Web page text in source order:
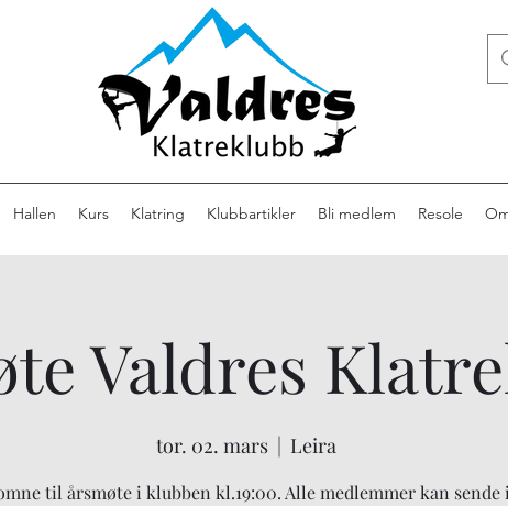
Hallen Kurs Klatring Klubbartikler Bli medlem Resole
Valdres
tor. 02. mars
  |
Leira
til årsmøte i klubben kl.19:00. Alle medlemmer kan sende